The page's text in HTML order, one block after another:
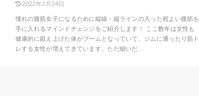
2022年2月24日
憧れの腹筋女子になるために縦線・縦ラインの入った程よい腹筋を
手に入れるマインドチェンジをご紹介します！ ここ数年は女性も
健康的に鍛え上げた体がブームとなっていて、ジムに通ったり筋ト
レする女性が増えてきています。ただ細いだ…